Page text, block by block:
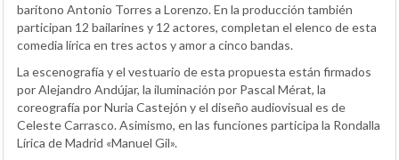
barítono Antonio Torres a Lorenzo. En la producción también
participan 12 bailarines y 12 actores, completan el elenco de esta
comedia lírica en tres actos y amor a cinco bandas.
La escenografía y el vestuario de esta propuesta están firmados
por Alejandro Andújar, la iluminación por Pascal Mérat, la
coreografía por Nuria Castejón y el diseño audiovisual es de
Celeste Carrasco. Asimismo, en las funciones participa la Rondalla
Lírica de Madrid «Manuel Gil».